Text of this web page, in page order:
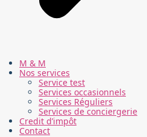
M & M
Nos services
Service test
Services occasionnels
Services Réguliers
Services de conciergerie
Credit d’impôt
Contact